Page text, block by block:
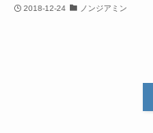
2018-12-24 ノンジアミン